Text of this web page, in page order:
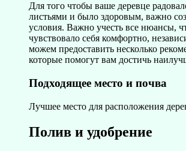
Для того чтобы ваше деревце
листьями и было здоровым, важно
условия. Важно учесть все нюансы,
чувствовало себя комфортно,
можем предоставить несколько
которые помогут вам достичь
Подходящее место и почва
Лучшее место для расположения
Полив и удобрение